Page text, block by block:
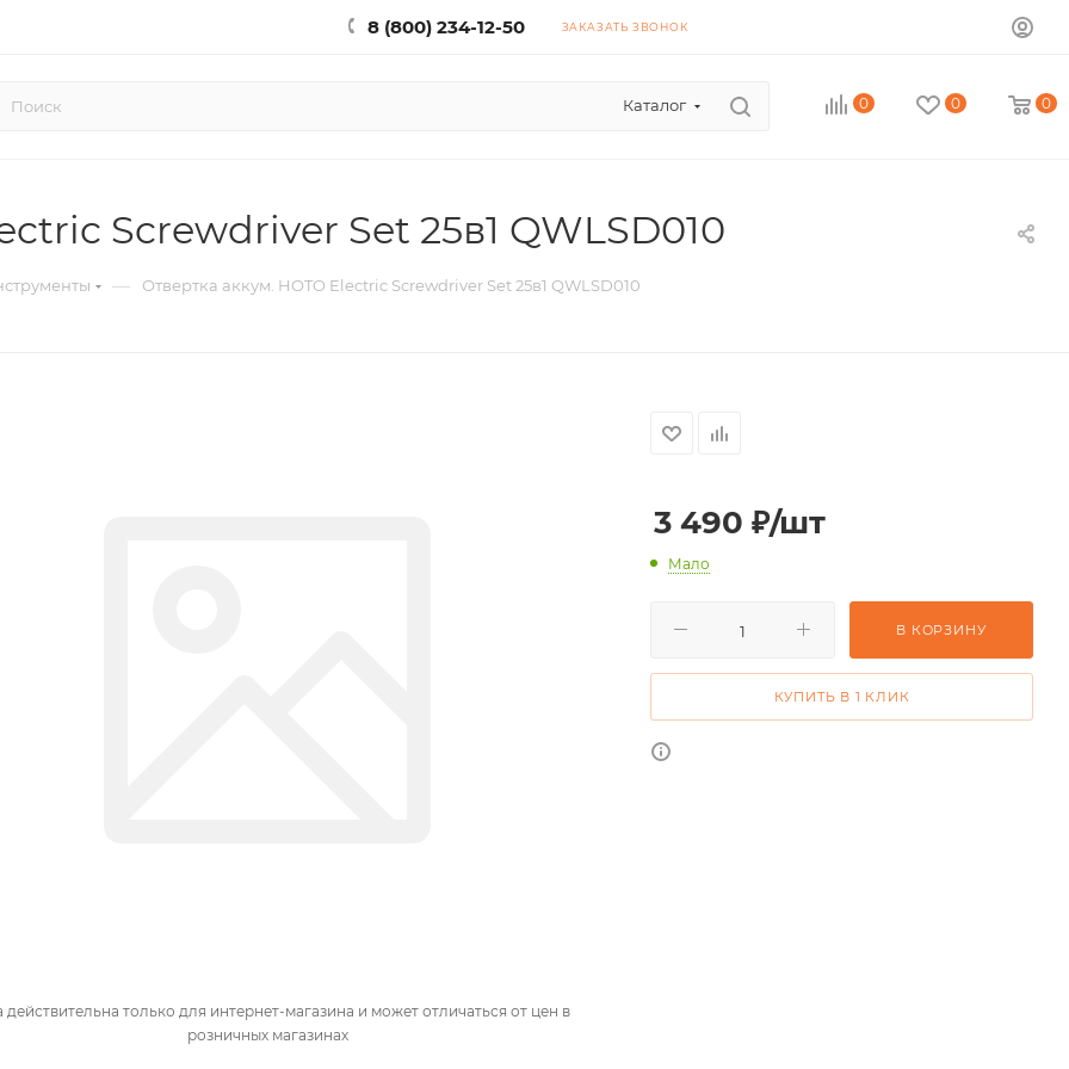
8 (800) 234-12-50 ЗАКАЗАТЬ ЗВОНОК
Каталог 0 0 0
Screwdriver Set 25в1 QWLSD010
— Отвертка аккум. HOTO Electric Screwdriver Set 25в1 QWLSD010
действительна только для интернет-магазина и может отличаться от цен в
розничных магазинах
3 490 ₽/шт
Мало
В КОРЗИНУ
КУПИТЬ В 1 КЛИК